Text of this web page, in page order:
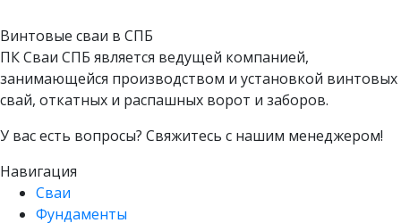
Винтовые сваи в СПБ
ПК Сваи СПБ является ведущей компанией,
занимающейся производством и установкой винтовых
свай, откатных и распашных ворот и заборов.
У вас есть вопросы? Свяжитесь с нашим менеджером!
Навигация
Сваи
Фундаменты